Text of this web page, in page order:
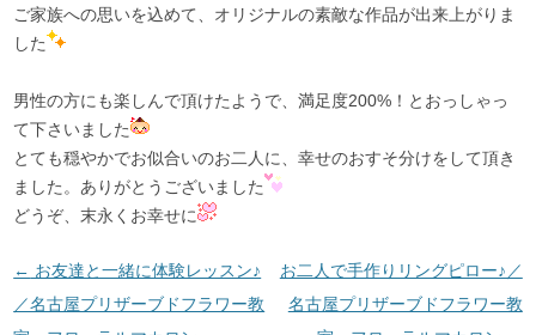
ご家族への思いを込めて、オリジナルの素敵な作品が出来上がりま
した
男性の方にも楽しんで頂けたようで、満足度200%！とおっしゃっ
て下さいました
とても穏やかでお似合いのお二人に、幸せのおすそ分けをして頂き
ました。ありがとうございました
どうぞ、末永くお幸せに
投稿ナビゲーション
← お友達と一緒に体験レッスン♪
／名古屋プリザーブドフラワー教
お二人で手作りリングピロー♪／
名古屋プリザーブドフラワー教